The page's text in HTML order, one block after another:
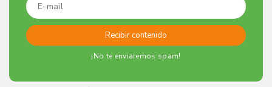
¡No te enviaremos spam!